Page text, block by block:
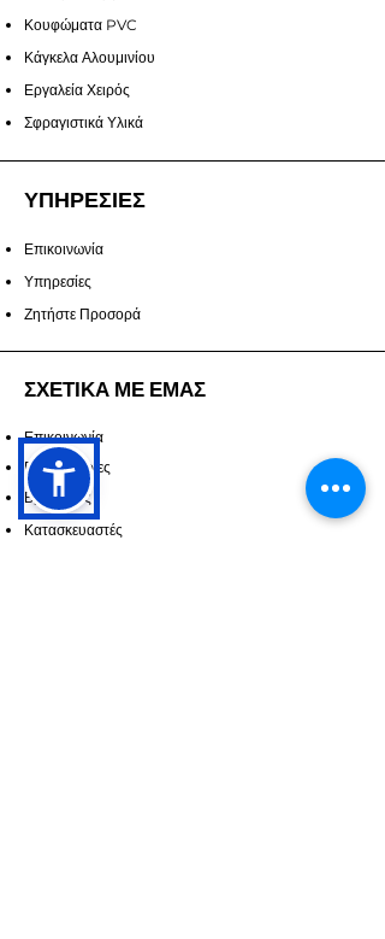
Κουφώματα PVC
Κάγκελα Αλουμινίου
Εργαλεία Χειρός
Σφραγιστικά Υλικά
ΥΠΗΡΕΣΙΕΣ
Επικοινωνία
Υπηρεσίες
Ζητήστε Προσορά
ΣΧΕΤΙΚΑ ΜΕ ΕΜΑΣ
Επικοινωνία
Πληροφορίες
Βρείτε μας
Κατασκευαστές